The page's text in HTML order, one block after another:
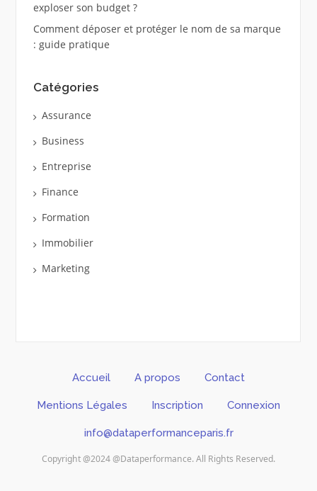
exploser son budget ?
Comment déposer et protéger le nom de sa marque
: guide pratique
Catégories
Assurance
Business
Entreprise
Finance
Formation
Immobilier
Marketing
Accueil A propos Contact
Mentions Légales Inscription Connexion
info@dataperformanceparis.fr
Copyright @2024 @Dataperformance. All Rights Reserved.